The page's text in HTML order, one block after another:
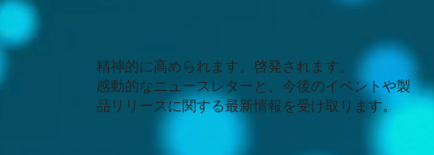
精神的に高められます。啓発されます。
感動的なニュースレターと、今後のイベントや製
品リリースに関する最新情報を受け取ります。